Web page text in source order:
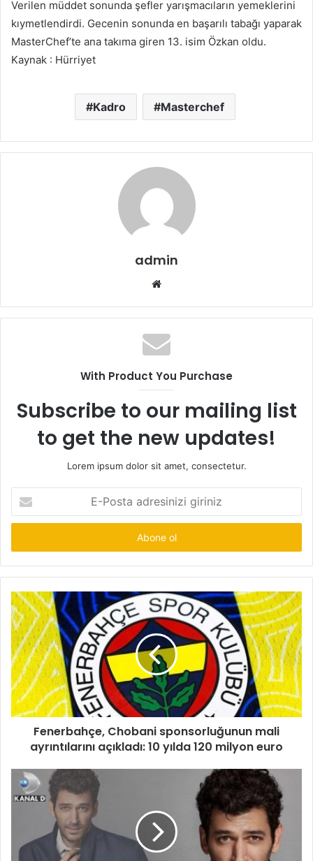
Verilen müddet sonunda şefler yarışmacıların yemeklerini
kıymetlendirdi. Gecenin sonunda en başarılı tabağı yaparak
MasterChef’te ana takıma giren 13. isim Özkan oldu.
Kaynak : Hürriyet
Kadro Masterchef
admin
Web
With Product You Purchase
Subscribe to our mailing list
to get the new updates!
Lorem ipsum dolor sit amet, consectetur.
Posta
adresinizi
Fenerbahçe, Chobani sponsorluğunun mali
ayrıntılarını açıkladı: 10 yılda 120 milyon euro